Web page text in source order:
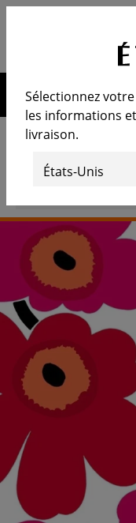
nécessaire
Sélectionnez
les informations
livraison.